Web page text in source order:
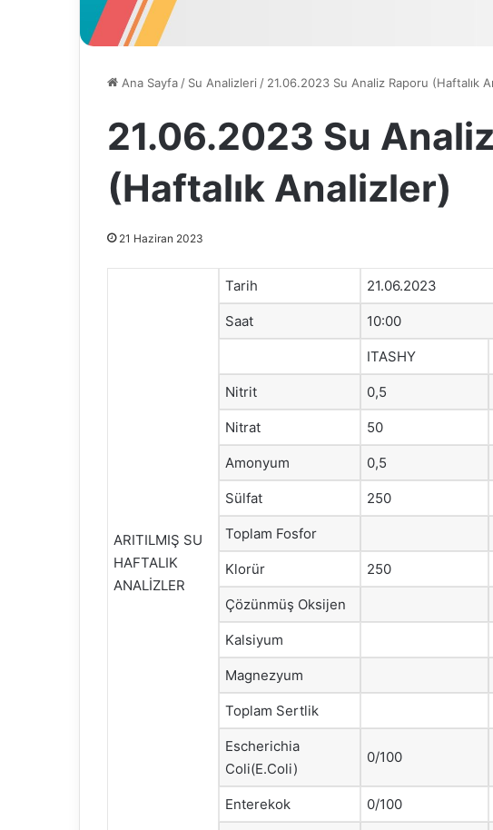
Ana Sayfa/ Su Analizleri / 21.06.2023 Su Analiz Raporu (Haftalık
21.06.2023 Su
(Haftalık Analizler)
21 Haziran 2023
ARITILMIŞ SU
HAFTALIK
ANALİZLER
Tarih 21.06.2023
Saat 10:00
ITASHY
Nitrit 0,5
Nitrat 50
Amonyum 0,5
Sülfat 250
Toplam Fosfor
Klorür 250
Çözünmüş Oksijen
Kalsiyum
Magnezyum
Toplam Sertlik
Escherichia
Coli(E.Coli)
0/100
Enterekok 0/100